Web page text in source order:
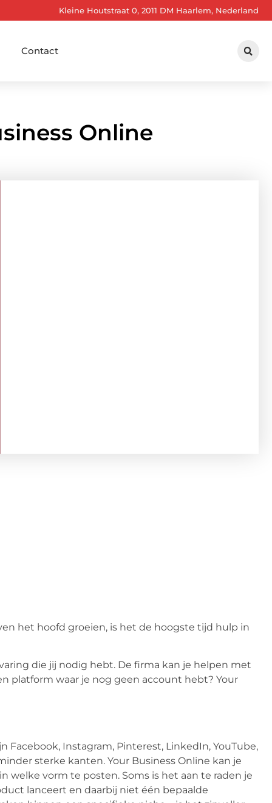
Kleine Houtstraat 0, 2011 DM Haarlem, Nederland
Contact
Online
het hoofd groeien, is het de hoogste tijd hulp in
die jij nodig hebt. De firma kan je helpen met
platform waar je nog geen account hebt? Your
Instagram, Pinterest, LinkedIn, YouTube,
sterke kanten. Your Business Online kan je
welke vorm te posten. Soms is het aan te raden je
lanceert en daarbij niet één bepaalde